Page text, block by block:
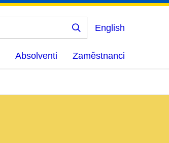
Vyhledat
English
Absolventi Zaměstnanci